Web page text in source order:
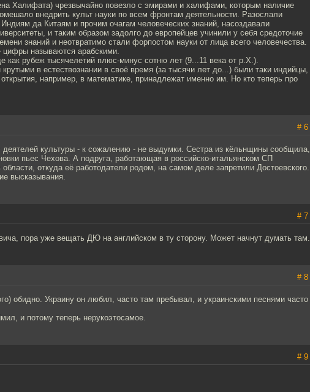
Халифата) чрезвычайно повезло с эмирами и халифами, которым наличие
внедрить культ науки по всем фронтам деятельности. Разослали
да Китаям и прочим очагам человеческих знаний, насоздавали
и таким образом задолго до европейцев учинили у себя средоточие
знаний и неотвратимо стали форпостом науки от лица всего человечества.
цифры называются арабскими.
как рубеж тысячелетий плюс-минус сотню лет (9...11 века от р.Х.).
в естествознании в своё время (за тысячи лет до...) были таки индийцы,
например, в математике, принадлежат именно им. Но кто теперь про
# 6
деятелей культуры - к сожалению - не выдумки. Сестра из кёльнщины сообщила,
пьес Чехова. А подруга, работающая в российско-итальянском СП
откуда её работодатели родом, на самом деле запретили Достоевского.
высказывания.
# 7
пора уже вещать ДЮ на английском в ту сторону. Может начнут думать там.
# 8
обидно. Украину он любил, часто там пребывал, и украинскими песнями часто
и потому теперь нерукоэтосамое.
# 9